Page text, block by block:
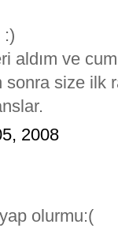
:)
aldım ve
sonra size ilk
2008
olurmu:(